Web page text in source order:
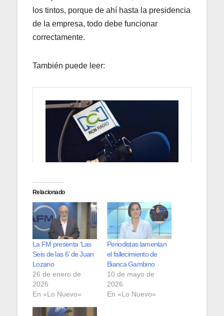
los tintos, porque de ahí hasta la presidencia
de la empresa, todo debe funcionar
correctamente.
También puede leer:
Relacionado
La FM presenta ‘Las
Seis de las 6’ de Juan
Lozano
26 de enero de
2026
En «Lo Nuevo»
Periodistas lamentan
el fallecimiento de
Bianca Gambino
10 de mayo de
2026
En «Lo Nuevo»